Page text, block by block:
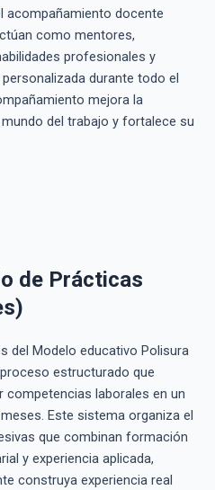
acompañamiento docente
como mentores,
profesionales y
durante todo el
mejora la
del trabajo y fortalece su
de Prácticas
del Modelo educativo Polisura
estructurado que
competencias laborales en un
Este sistema organiza el
que combinan formación
y experiencia aplicada,
construya experiencia real